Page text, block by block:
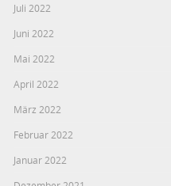
Juli 2022
Juni 2022
Mai 2022
April 2022
März 2022
Februar 2022
Januar 2022